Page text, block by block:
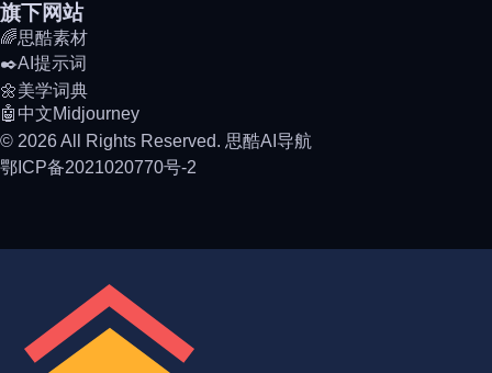
旗下网站
🌈思酷素材
✒️AI提示词
🌼美学词典
🤖中文Midjourney
© 2026 All Rights Reserved. 思酷AI导航
鄂ICP备2021020770号-2